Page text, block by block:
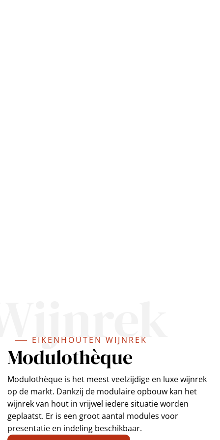
EIKENHOUTEN WIJNREK
Modulothèque
Modulothèque is het meest veelzijdige en luxe wijnrek
op de markt. Dankzij de modulaire opbouw kan het
wijnrek van hout in vrijwel iedere situatie worden
geplaatst. Er is een groot aantal modules voor
presentatie en indeling beschikbaar.